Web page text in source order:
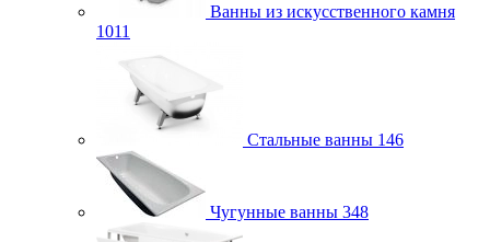
Ванны из искусственного камня
1011
Стальные ванны 146
Чугунные ванны 348